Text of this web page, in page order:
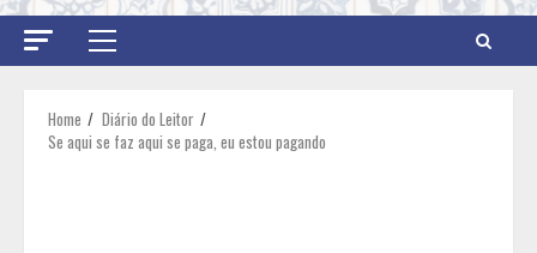
Primary
Home
Diário do Leitor
Se aqui se faz aqui se paga, eu estou pagando